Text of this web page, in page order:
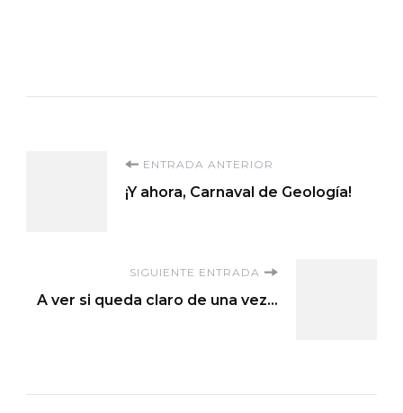
Navegación
entradas
ENTRADA ANTERIOR
¡Y ahora, Carnaval de Geología!
SIGUIENTE ENTRADA
A ver si queda claro de una vez…